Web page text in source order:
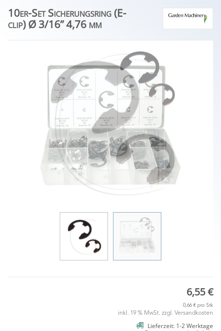
10er-Set Sicherungsring (E-
clip) Ø 3/16” 4,76 mm
6,55 €
0,66 € pro Stk
inkl. 19 % MwSt. zzgl. Versandkosten
Lieferzeit: 1-2 Werktage